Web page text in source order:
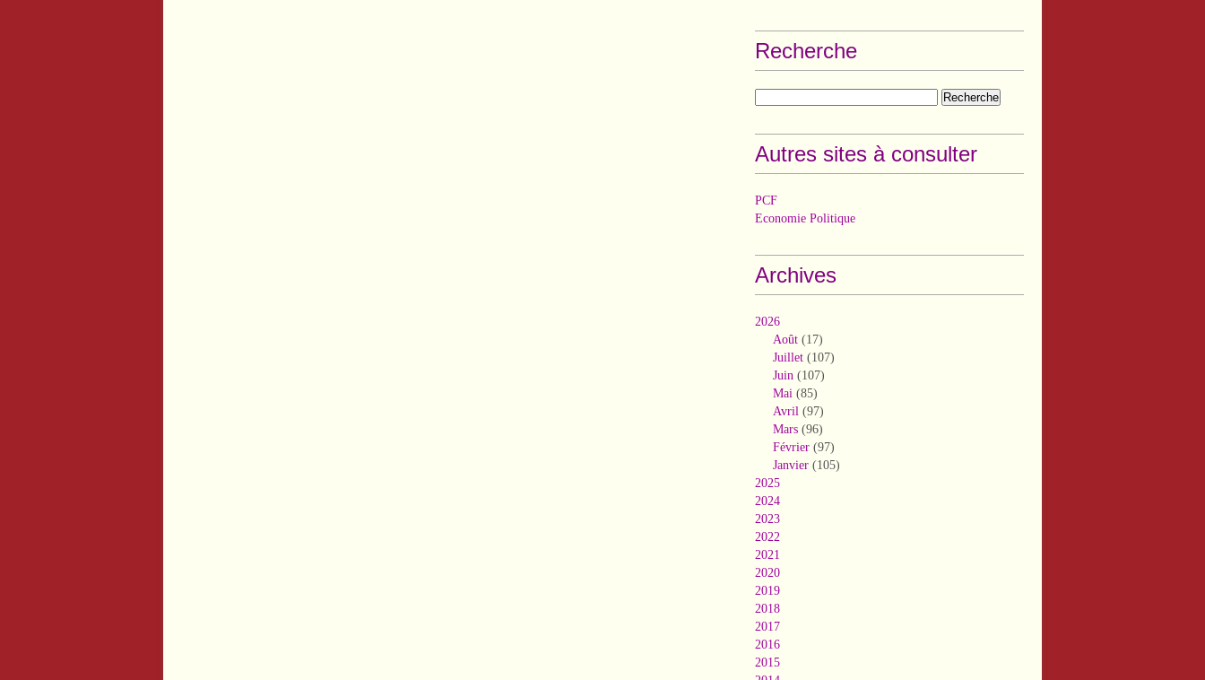
Recherche
Autres sites à consulter
PCF
Economie Politique
Archives
2026
Août (17)
Juillet (107)
Juin (107)
Mai (85)
Avril (97)
Mars (96)
Février (97)
Janvier (105)
2025
2024
2023
2022
2021
2020
2019
2018
2017
2016
2015